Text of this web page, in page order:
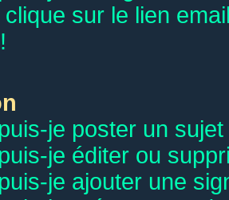
sur le lien
je poster un
je éditer ou
je ajouter une